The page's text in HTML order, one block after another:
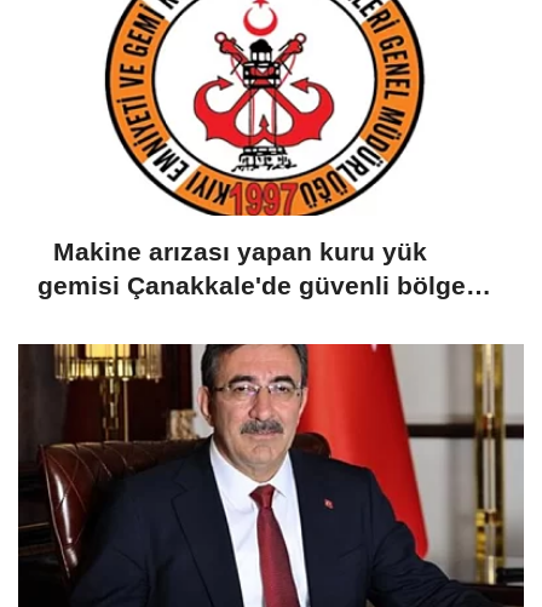
Makine arızası yapan kuru yük
gemisi Çanakkale'de güvenli bölgeye